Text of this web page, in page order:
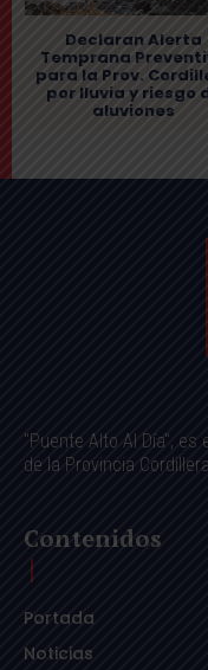
Declaran Alerta
Temprana
para la Prov.
por lluvia y riesgo
aluviones
"Puente Alto Al Día",
de la Provincia
Contenidos
Portada
Noticias